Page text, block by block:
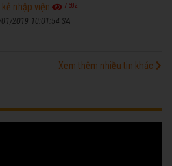
nhập viện
7682
2019 10:01:54 SA
Xem thêm nhiều tin khác